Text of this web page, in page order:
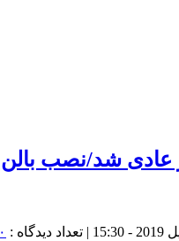
عادی شد/نصب بالن
۰